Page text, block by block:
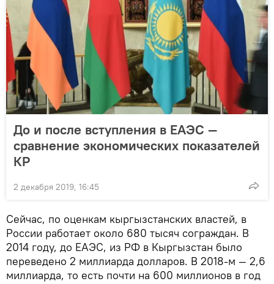
До и после вступления в ЕАЭС —
сравнение экономических показателей
КР
2 декабря 2019, 16:45
Сейчас, по оценкам кыргызстанских властей, в
России работает около 680 тысяч сограждан. В
2014 году, до ЕАЭС, из РФ в Кыргызстан было
переведено 2 миллиарда долларов. В 2018-м — 2,6
миллиарда, то есть почти на 600 миллионов в год